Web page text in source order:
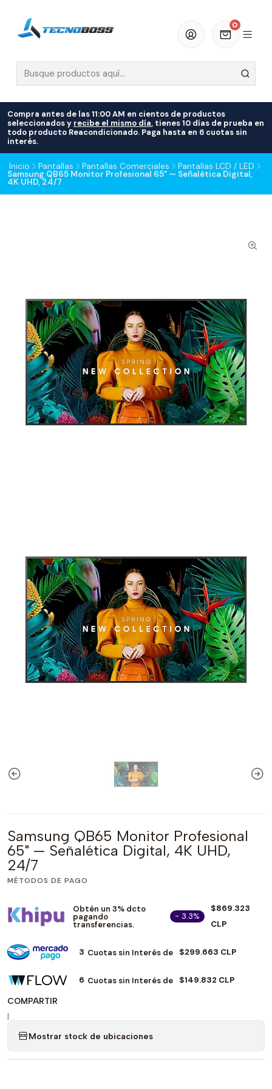
0
Compra antes de las 11:00 AM en cientos de productos
seleccionados y recibe el mismo día, tienes 10 días de prueba en
todo producto Reacondicionado. Paga hasta en 6 cuotas sin
interés.
Inicio Pantallas Pantallas Comerciales Pantallas LCD / LED
Samsung QB65 Monitor Profesional 65" — Señalética Digital,
4K UHD, 24/7
Samsung QB65 Monitor Profesional
65" — Señalética Digital, 4K UHD,
24/7
MÉTODOS DE PAGO
Obtén un 3% dcto
pagando
transferencias.
- 3.3%
$869.323
CLP
3 Cuotas sin Interés de $299.663 CLP
6 Cuotas sin Interés de $149.832 CLP
COMPARTIR
|
Mostrar stock de ubicaciones